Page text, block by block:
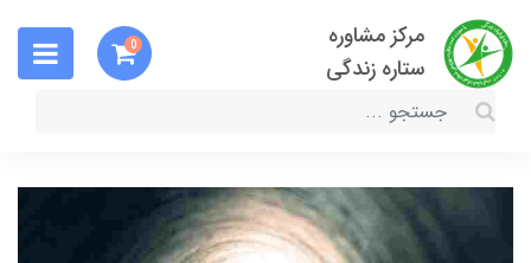
مرکز مشاوره
ستاره زندگی
0